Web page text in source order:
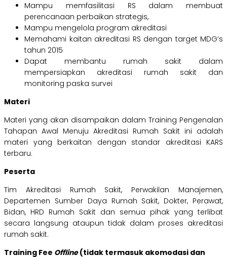
Mampu memfasilitasi RS dalam membuat
perencanaan perbaikan strategis,
Mampu mengelola program akreditasi
Memahami kaitan akreditasi RS dengan target MDG’s
tahun 2015
Dapat membantu rumah sakit dalam
mempersiapkan akreditasi rumah sakit dan
monitoring paska survei
Materi
Materi yang akan disampaikan dalam Training Pengenalan
Tahapan Awal Menuju Akreditasi Rumah Sakit ini adalah
materi yang berkaitan dengan standar akreditasi KARS
terbaru.
Peserta
Tim Akreditasi Rumah Sakit, Perwakilan Manajemen,
Departemen Sumber Daya Rumah Sakit, Dokter, Perawat,
Bidan, HRD Rumah Sakit dan semua pihak yang terlibat
secara langsung ataupun tidak dalam proses akreditasi
rumah sakit.
Training Fee Offline(tidak termasuk akomodasi dan